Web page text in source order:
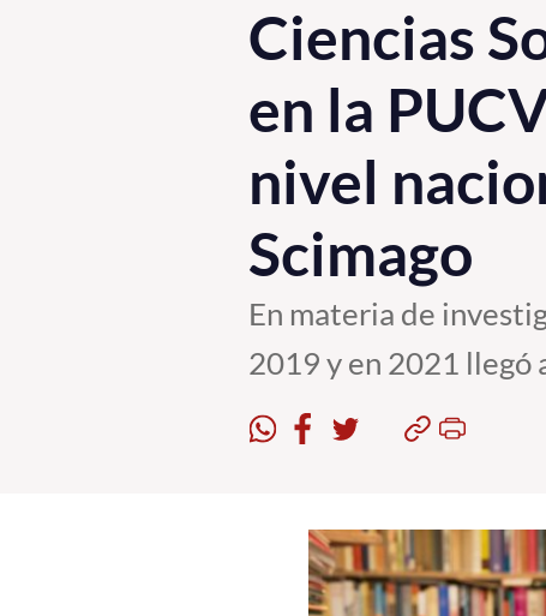
Ciencias
en la
nivel
Scimago
En materia de
2019 y en 2021 llegó